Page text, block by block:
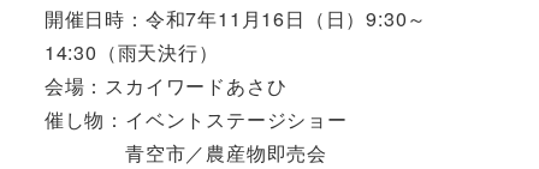
開催日時：令和7年11月16日（日）9:30～
14:30（雨天決行）
会場：スカイワードあさひ
催し物：イベントステージショー
青空市／農産物即売会